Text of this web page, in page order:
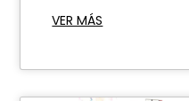
VER MÁS